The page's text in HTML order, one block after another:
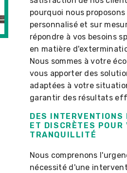
pourquoi nous
personnalisé et sur
répondre à vos besoins
en matière
Nous sommes à votre
vous apporter des
adaptées à votre
garantir des résultats
DES INTERVENTIONS
ET DISCRÈTES POUR
TRANQUILLITÉ
Nous comprenons
nécessité d'une